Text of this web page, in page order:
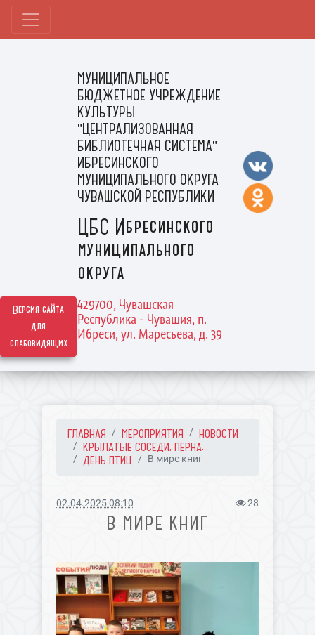
Версия сайта
для
слабовидящих
МУНИЦИПАЛЬНОЕ
БЮДЖЕТНОЕ УЧРЕЖДЕНИЕ
КУЛЬТУРЫ
"ЦЕНТРАЛИЗОВАННАЯ
БИБЛИОТЕЧНАЯ СИСТЕМА"
ИБРЕСИНСКОГО
МУНИЦИПАЛЬНОГО ОКРУГА
ЧУВАШСКОЙ РЕСПУБЛИКИ
ЦБС Ибресинского
муниципального
округа
429700, Чувашская
Республика - Чувашия, п.
Ибреси, ул. Маресьева, д. 39
ГЛАВНАЯ МЕРОПРИЯТИЯ
НОВОСТИ
КРЫЛАТЫЕ СОСЕДИ, ПЕРНА...
ДЕНЬ ПТИЦ
В мире книг
02.04.2025 08:10 28
В МИРЕ КНИГ